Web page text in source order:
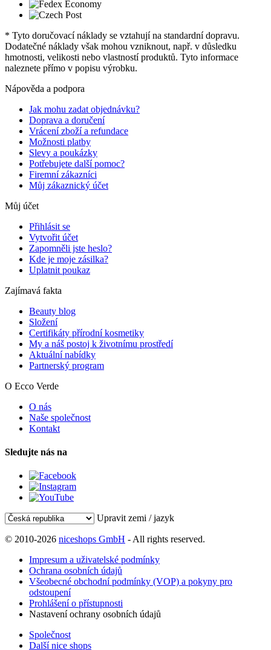
* Tyto doručovací náklady se vztahují na standardní dopravu.
Dodatečné náklady však mohou vzniknout, např. v důsledku
hmotnosti, velikosti nebo vlastností produktů. Tyto informace
naleznete přímo v popisu výrobku.
Nápověda a podpora
Jak mohu zadat objednávku?
Doprava a doručení
Vrácení zboží a refundace
Možnosti platby
Slevy a poukázky
Potřebujete další pomoc?
Firemní zákazníci
Můj zákaznický účet
Můj účet
Přihlásit se
Vytvořit účet
Zapomněli jste heslo?
Kde je moje zásilka?
Uplatnit poukaz
Zajímavá fakta
Beauty blog
Složení
Certifikáty přírodní kosmetiky
My a náš postoj k životnímu prostředí
Aktuální nabídky
Partnerský program
O Ecco Verde
O nás
Naše společnost
Kontakt
Sledujte nás na
Upravit zemi / jazyk
© 2010-2026 niceshops GmbH - All rights reserved.
Impresum a uživatelské podmínky
Ochrana osobních údajů
Všeobecné obchodní podmínky (VOP) a pokyny pro
odstoupení
Prohlášení o přístupnosti
Nastavení ochrany osobních údajů
Společnost
Další nice shops